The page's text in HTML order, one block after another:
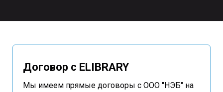
Договор с ELIBRARY
Мы имеем прямые договоры с ООО "НЭБ" на